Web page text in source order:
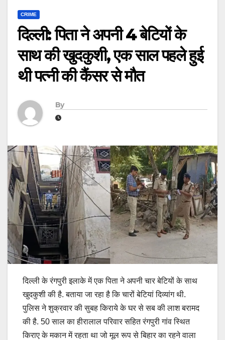
CRIME
दिल्ली: पिता ने अपनी 4 बेटियों के
साथ की खुदकुशी, एक साल पहले हुई
थी पत्नी की कैंसर से मौत
By
दिल्ली के रंगपुरी इलाके में एक पिता ने अपनी चार बेटियों के साथ
खुदकुशी की है. बताया जा रहा है कि चारों बेटियां दिव्यांग थी.
पुलिस ने शुक्रवार की सुबह किराये के घर से सब की लाश बरामद
की है. 50 साल का हीरालाल परिवार सहित रंगपुरी गांव स्थित
किराए के मकान में रहता था जो मूल रूप से बिहार का रहने वाला